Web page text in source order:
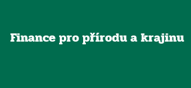
Finance pro přírodu a krajinu